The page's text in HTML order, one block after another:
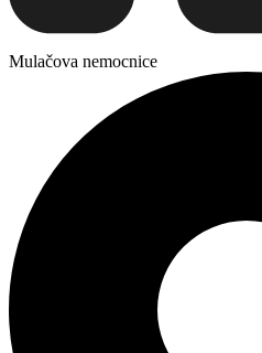
Mulačova nemocnice